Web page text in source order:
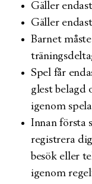
Gäller
Gäller
Barnet
Spel får
glest belagd
igenom
Innan första
registrera
besök eller
igenom